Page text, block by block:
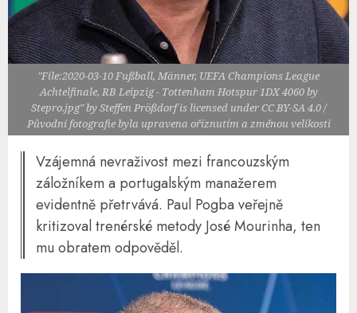
"File:2020-03-10 Fußball, Männer, UEFA Champions League
Achtelfinale, RB Leipzig - Tottenham Hotspur 1DX 4060 by
Stepro.jpg" by Steffen Prößdorf is licensed under CC BY-SA 4.0 /
Původní fotografie byla upravena oříznutím a změnou velikosti
Vzájemná nevraživost mezi francouzským
záložníkem a portugalským manažerem
evidentně přetrvává. Paul Pogba veřejně
kritizoval trenérské metody José Mourinha, ten
mu obratem odpověděl.